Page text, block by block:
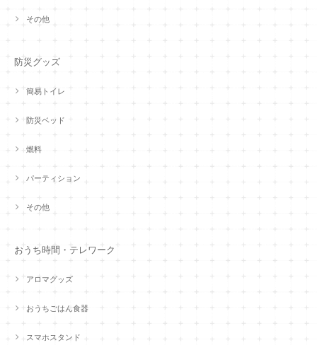
その他
防災グッズ
簡易トイレ
防災ベッド
燃料
パーティション
その他
おうち時間・テレワーク
アロマグッズ
おうちごはん食器
スマホスタンド